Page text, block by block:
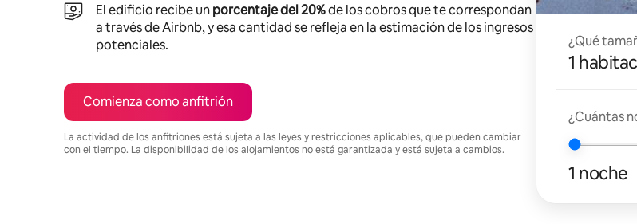
El edificio recibe unporcentaje del 20%de los cobros que te correspondan
a través de Airbnb, y esa cantidad se refleja en la estimación de los ingresos
potenciales.
Comienza como anfitrión
La actividad de los anfitriones está sujeta a las leyes y restricciones aplicables, que pueden cambiar
con el tiempo. La disponibilidad de los alojamientos no está garantizada y está sujeta a cambios.
¿Qué
1
¿Cuántas
1 noche